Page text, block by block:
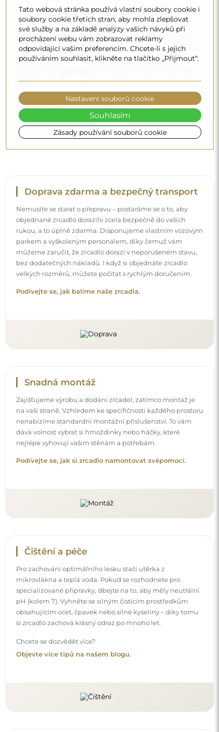
Zrcadlo na individuální objednávku
Pokud jste nenašli požadovaný rozměr zrcadla nebo
potřebujete jiné rozdělení, kontaktujte nás telefonicky
nebo e-mailem. Největší zrcadla, která dokážeme
200 cm. Zrcadla vyrábíme na individuální objednávku.
Doporučujeme zaslat poptávku spolu s projektem na
e-mailovou adresu:zrcadla@alfaram.cz.
Doprava zdarma a bezpečný transport
Nemusíte se starat o přepravu – postaráme se o to, aby
objednané zrcadlo dorazilo zcela bezpečně do vašich
rukou, a to úplně zdarma. Disponujeme vlastním vozovým
parkem a vyškoleným personálem, díky čemuž vám
můžeme zaručit, že zrcadlo dorazí v neporušeném stavu,
bez dodatečných nákladů. I když si objednáte zrcadlo
velkých rozměrů, můžete počítat s rychlým doručením.
Podívejte se, jak balíme naše zrcadla.
Snadná montáž
Zajišťujeme výrobu a dodání zrcadel, zatímco montáž je
na vaší straně. Vzhledem ke specifičnosti každého prostoru
nenabízíme standardní montážní příslušenství. To vám
dává volnost vybrat si hmoždinky nebo háčky, které
nejlépe vyhovují vašim stěnám a potřebám.
Podívejte se, jak si zrcadlo namontovat svépomocí.
Čištění a péče
Pro zachování optimálního lesku stačí utěrka z
mikrovlákna a teplá voda. Pokud se rozhodnete pro
specializované přípravky, dbejte na to, aby měly neutrální
pH (kolem 7). Vyhněte se silným čisticím prostředkům
obsahujícím ocet, čpavek nebo silné kyseliny – díky tomu
si zrcadlo zachová krásný odraz po mnoho let.
Chcete se dozvědět více?
Objevte více tipů na našem blogu.
Tato webová stránka používá vlastní soubory cookie i
soubory cookie třetích stran, aby mohla zlepšovat
své služby a na základě analýzy vašich návyků při
procházení webu vám zobrazovat reklamy
odpovídající vašim preferencím. Chcete-li s jejich
používáním souhlasit, klikněte na tlačítko „Přijmout“.
Zásady používání souborů cookie
Nastavení souborů cookie
Souhlasím